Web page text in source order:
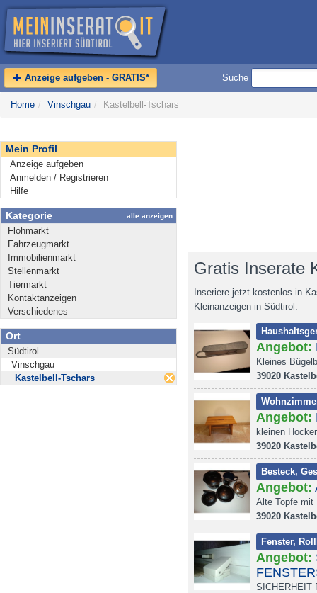
Anzeige aufgeben - GRATIS* Suche
Home / Vinschgau / Kastelbell-Tschars
Mein Profil
Anzeige aufgeben
Anmelden / Registrieren
Hilfe
Kategorie alle anzeigen
Flohmarkt
Fahrzeugmarkt
Immobilienmarkt
Stellenmarkt
Tiermarkt
Kontaktanzeigen
Verschiedenes
Ort
Südtirol
Vinschgau
Kastelbell-Tschars
Gratis Inserate
Inseriere jetzt kostenlos in
Kleinanzeigen in Südtirol.
Angebot:
Kleines
39020
Angebot:
kleinen Hocker
39020
Besteck,
Angebot:
Alte Topfe mit
39020
Fenster,
Angebot:
SICHERHEIT